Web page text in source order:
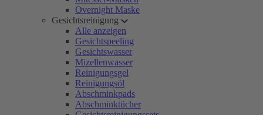
Overnight Maske
Gesichtsreinigung
Alle anzeigen
Gesichtspeeling
Gesichtswasser
Mizellenwasser
Reinigungsgel
Reinigungsöl
Abschminkpads
Abschminktücher